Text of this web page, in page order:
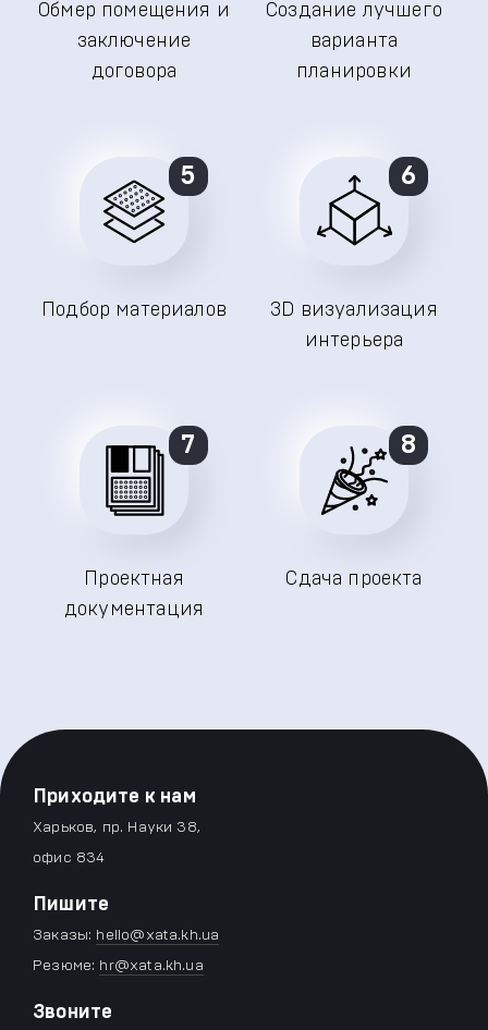
Обмер помещения и
заключение
договора
Создание лучшего
варианта
планировки
5
Подбор материалов
6
3D визуализация
интерьера
7
Проектная
документация
8
Сдача проекта
Приходите к нам
Харьков, пр. Науки 38,
офис 834
Пишите
Заказы: hello@xata.kh.ua
Резюме: hr@xata.kh.ua
Звоните